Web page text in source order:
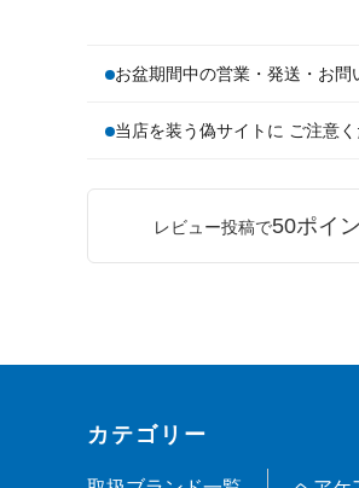
お盆期間中の営業・発送・お問
当店を装う偽サイトに ご注意
レビュー投稿で50ポイ
カテゴリー